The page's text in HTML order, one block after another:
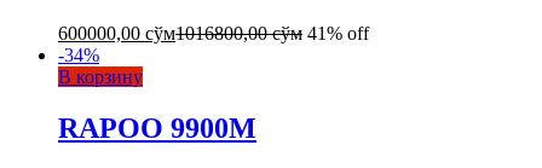
600000,00 сўм1016800,00сўм 41% off
-34%
В корзину
RAPOO 9900M